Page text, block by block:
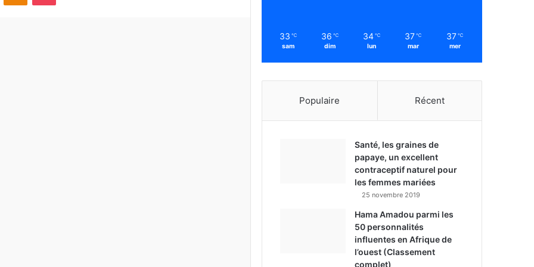
33 ℃
sam
36 ℃
dim
34 ℃
lun
37 ℃
mar
37 ℃
mer
Populaire Récent
Santé, les graines de
papaye, un excellent
contraceptif naturel pour
les femmes mariées
25 novembre 2019
Hama Amadou parmi les
50 personnalités
influentes en Afrique de
l’ouest (Classement
complet)